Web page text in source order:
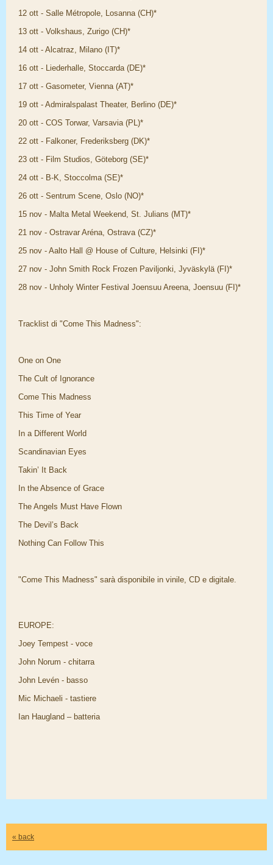
12 ott - Salle Métropole, Losanna (CH)*
13 ott - Volkshaus, Zurigo (CH)*
14 ott - Alcatraz, Milano (IT)*
16 ott - Liederhalle, Stoccarda (DE)*
17 ott - Gasometer, Vienna (AT)*
19 ott - Admiralspalast Theater, Berlino (DE)*
20 ott - COS Torwar, Varsavia (PL)*
22 ott - Falkoner, Frederiksberg (DK)*
23 ott - Film Studios, Göteborg (SE)*
24 ott - B-K, Stoccolma (SE)*
26 ott - Sentrum Scene, Oslo (NO)*
15 nov - Malta Metal Weekend, St. Julians (MT)*
21 nov - Ostravar Aréna, Ostrava (CZ)*
25 nov - Aalto Hall @ House of Culture, Helsinki (FI)*
27 nov - John Smith Rock Frozen Paviljonki, Jyväskylä (FI)*
28 nov - Unholy Winter Festival Joensuu Areena, Joensuu (FI)*
Tracklist di "Come This Madness":
One on One
The Cult of Ignorance
Come This Madness
This Time of Year
In a Different World
Scandinavian Eyes
Takin’ It Back
In the Absence of Grace
The Angels Must Have Flown
The Devil’s Back
Nothing Can Follow This
"Come This Madness" sarà disponibile in vinile, CD e digitale.
EUROPE:
Joey Tempest - voce
John Norum - chitarra
John Levén - basso
Mic Michaeli - tastiere
Ian Haugland – batteria
« back